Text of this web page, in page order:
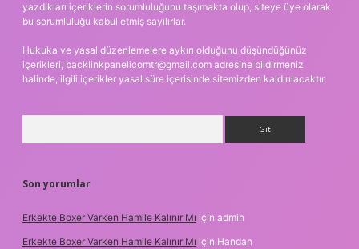
yazdıkları içeriklerin sorumluluğunu taşımakta olup, siteye üye olarak
bu sorumluluğu kabul etmiş sayılırlar.
Hukuka ve yasal düzenlemelere aykırı olduğunu düşündüğünüz
içerikleri, backlinkpanelicomtr@gmail.com adresine bildirmeniz
halinde, ilgili içerikler yasal süre içerisinde sitemizden kaldırılacaktır.
Son yorumlar
Erkekte Boxer Varken Hamile Kalınır Mı için admin
Erkekte Boxer Varken Hamile Kalınır Mı için Handan